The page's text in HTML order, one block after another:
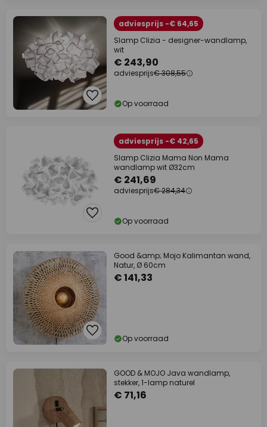
adviesprijs -€ 64,65
Slamp Clizia - designer-wandlamp,
wit
€ 243,90
adviesprijs€ 308,55
Op voorraad
adviesprijs -€ 42,65
Slamp Clizia Mama Non Mama
wandlamp wit Ø32cm
€ 241,69
adviesprijs€ 284,34
Op voorraad
Good &amp; Mojo Kalimantan wand,
Natur, Ø 60cm
€ 141,33
Op voorraad
GOOD & MOJO Java wandlamp,
stekker, 1-lamp naturel
€ 71,16